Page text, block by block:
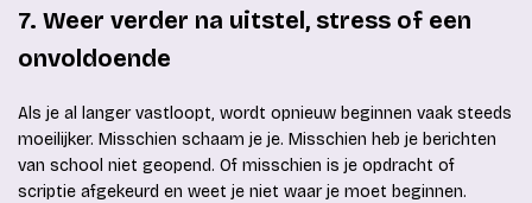
7. Weer verder na uitstel, stress of een
onvoldoende
Als je al langer vastloopt, wordt opnieuw beginnen vaak steeds
moeilijker. Misschien schaam je je. Misschien heb je berichten
van school niet geopend. Of misschien is je opdracht of
scriptie afgekeurd en weet je niet waar je moet beginnen.